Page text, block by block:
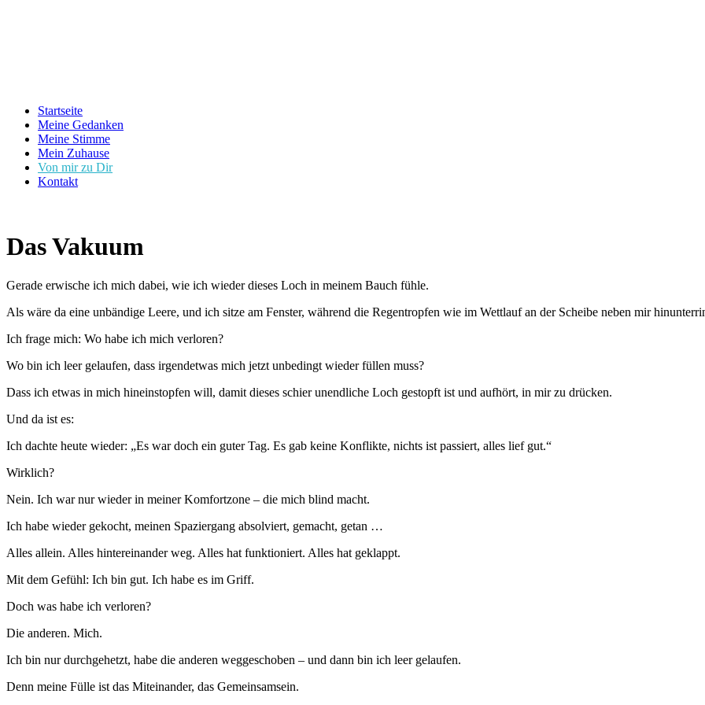
Startseite
Meine Gedanken
Meine Stimme
Mein Zuhause
Von mir zu Dir
Kontakt
Das Vakuum
Gerade erwische ich mich dabei, wie ich wieder dieses Loch in meinem Bauch fühle.
Als wäre da eine unbändige Leere, und ich sitze am Fenster, während die Regentropfen wie im Wettlauf an der Scheibe neben mir
Ich frage mich: Wo habe ich mich verloren?
Wo bin ich leer gelaufen, dass irgendetwas mich jetzt unbedingt wieder füllen muss?
Dass ich etwas in mich hineinstopfen will, damit dieses schier unendliche Loch gestopft ist und aufhört, in mir zu drücken.
Und da ist es:
Ich dachte heute wieder: „Es war doch ein guter Tag. Es gab keine Konflikte, nichts ist passiert, alles lief gut.“
Wirklich?
Nein. Ich war nur wieder in meiner Komfortzone – die mich blind macht.
Ich habe wieder gekocht, meinen Spaziergang absolviert, gemacht, getan …
Alles allein. Alles hintereinander weg. Alles hat funktioniert. Alles hat geklappt.
Mit dem Gefühl: Ich bin gut. Ich habe es im Griff.
Doch was habe ich verloren?
Die anderen. Mich.
Ich bin nur durchgehetzt, habe die anderen weggeschoben – und dann bin ich leer gelaufen.
Denn meine Fülle ist das Miteinander, das Gemeinsamsein.